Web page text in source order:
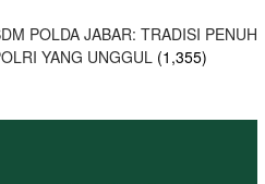
POLDA JABAR: TRADISI PENUH
YANG UNGGUL (1,355)